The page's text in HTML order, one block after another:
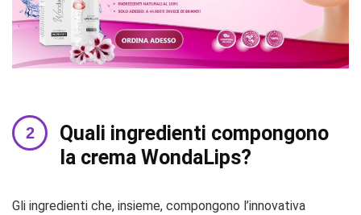
Quali ingredienti compongono
la crema WondaLips?
Gli ingredienti che, insieme, compongono l’innovativa